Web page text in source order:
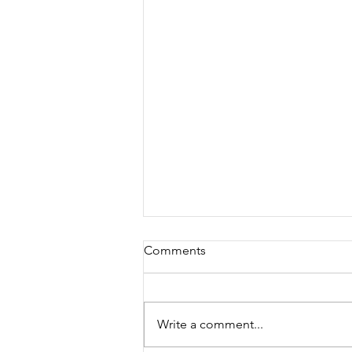
Comments
Write a comment...